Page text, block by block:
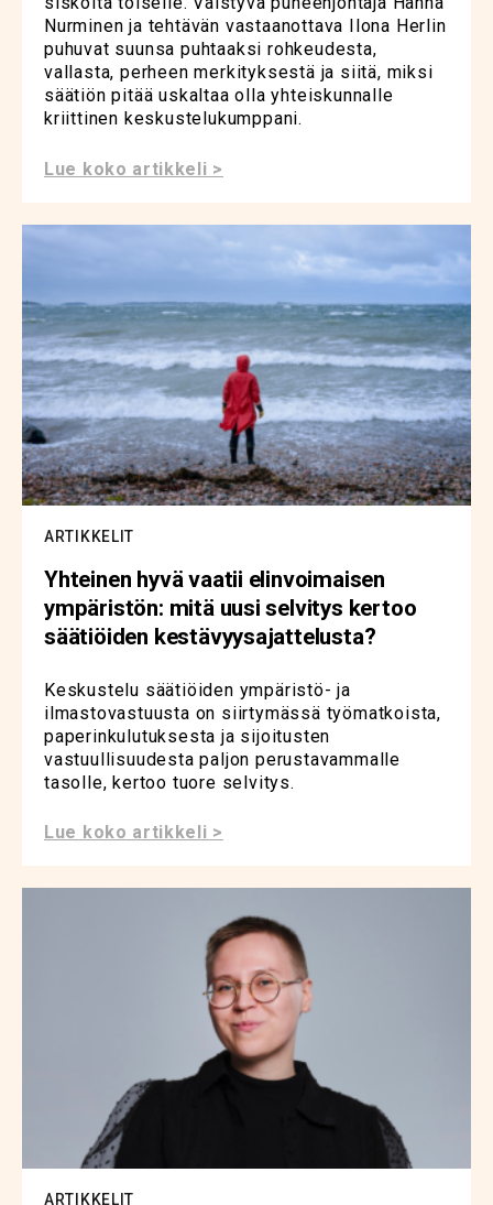
Nurminen ja tehtävän vastaanottava Ilona Herlin
puhuvat suunsa puhtaaksi rohkeudesta,
vallasta, perheen merkityksestä ja siitä, miksi
säätiön pitää uskaltaa olla yhteiskunnalle
kriittinen keskustelukumppani.
Lue koko artikkeli >
ARTIKKELIT
Yhteinen hyvä vaatii elinvoimaisen
ympäristön: mitä uusi selvitys kertoo
säätiöiden kestävyysajattelusta?
Keskustelu säätiöiden ympäristö- ja
ilmastovastuusta on siirtymässä työmatkoista,
paperinkulutuksesta ja sijoitusten
vastuullisuudesta paljon perustavammalle
tasolle, kertoo tuore selvitys.
Lue koko artikkeli >
ARTIKKELIT